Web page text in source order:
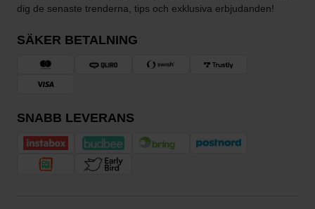
dig de senaste trenderna, tips och exklusiva erbjudanden!
SÄKER BETALNING
SNABB LEVERANS